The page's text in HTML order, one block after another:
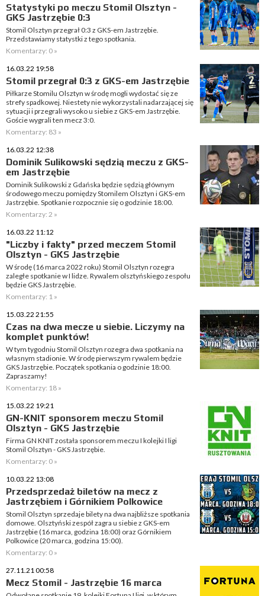
Statystyki po meczu Stomil Olsztyn -
GKS Jastrzębie 0:3
Stomil Olsztyn przegrał 0:3 z GKS-em Jastrzębie.
Przedstawiamy statystki z tego spotkania.
Komentarzy: 0 »
16.03.22 19:58
Stomil przegrał 0:3 z GKS-em Jastrzębie
Piłkarze Stomilu Olsztyn w środę mogli wydostać się ze
strefy spadkowej. Niestety nie wykorzystali nadarzającej się
sytuacji i przegrali wysoko u siebie z GKS-em Jastrzębie.
Goście wygrali ten mecz 3:0.
Komentarzy: 83 »
16.03.22 12:38
Dominik Sulikowski sędzią meczu z GKS-
em Jastrzębie
Dominik Sulikowski z Gdańska będzie sędzią głównym
środowego meczu pomiędzy Stomilem Olsztyn i GKS-em
Jastrzębie. Spotkanie rozpocznie się o godzinie 18:00.
Komentarzy: 2 »
16.03.22 11:12
"Liczby i fakty" przed meczem Stomil
Olsztyn - GKS Jastrzębie
W środę (16 marca 2022 roku) Stomil Olsztyn rozegra
zaległe spotkanie w I lidze. Rywalem olsztyńskiego zespołu
będzie GKS Jastrzębie.
Komentarzy: 1 »
15.03.22 21:55
Czas na dwa mecze u siebie. Liczymy na
komplet punktów!
W tym tygodniu Stomil Olsztyn rozegra dwa spotkania na
własnym stadionie. W środę pierwszym rywalem będzie
GKS Jastrzębie. Początek spotkania o godzinie 18:00.
Zapraszamy!
Komentarzy: 18 »
15.03.22 19:21
GN-KNIT sponsorem meczu Stomil
Olsztyn - GKS Jastrzębie
Firma GN KNIT została sponsorem meczu I kolejki I ligi
Stomil Olsztyn - GKS Jastrzębie.
Komentarzy: 0 »
10.03.22 13:08
Przedsprzedaż biletów na mecz z
Jastrzębiem i Górnikiem Polkowice
Stomil Olsztyn sprzedaje bilety na dwa najbliższe spotkania
domowe. Olsztyński zespół zagra u siebie z GKS-em
Jastrzębie (16 marca, godzina 18:00) oraz Górnikiem
Polkowice (20 marca, godzina 15:00).
Komentarzy: 0 »
27.11.21 00:58
Mecz Stomil - Jastrzębie 16 marca